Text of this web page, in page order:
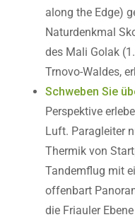
along the Edge)
Naturdenkmal
des Mali Golak
Trnovo-Waldes,
Schweben Sie
Perspektive
Luft. Paragleiter
Thermik von
Tandemflug mit
offenbart
die Friauler